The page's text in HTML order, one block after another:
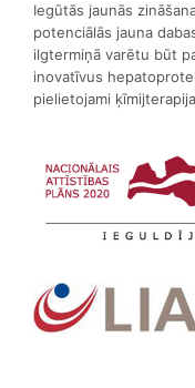
Iegūtās jaunās
potenciālās jauna
ilgtermiņā varētu būt
inovatīvus
pielietojami